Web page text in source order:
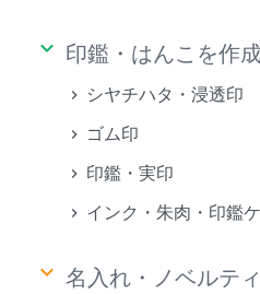
keyboard_arrow_down 印鑑・はんこを作
シヤチハタ・浸透印
ゴム印
印鑑・実印
インク・朱肉・印鑑
keyboard_arrow_down 名入れ・ノベルテ